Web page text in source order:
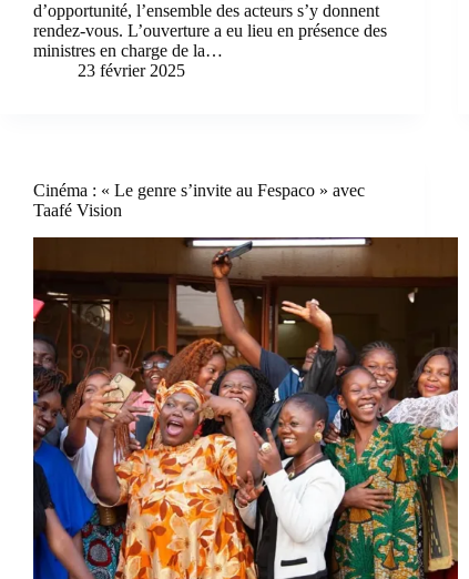
d’opportunité, l’ensemble des acteurs s’y donnent
rendez-vous. L’ouverture a eu lieu en présence des
ministres en charge de la…
23 février 2025
Cinéma : « Le genre s’invite au Fespaco » avec
Taafé Vision